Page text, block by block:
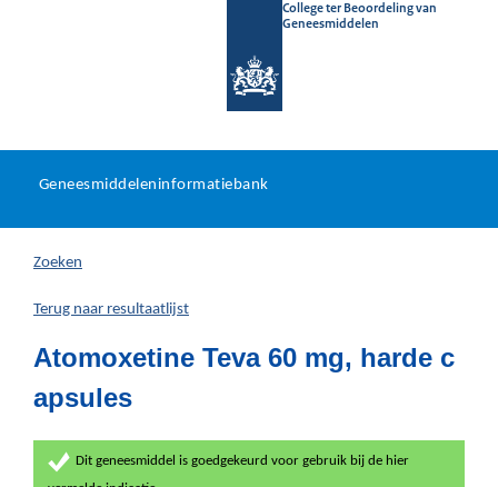
College ter Beoordeling van
Geneesmiddelen
U
hier:
Geneesmiddeleninformatiebank
Zoeken
Terug naar resultaatlijst
Atomoxetine Teva 60 mg, harde c
apsules
Dit geneesmiddel is goedgekeurd voor gebruik bij de hier